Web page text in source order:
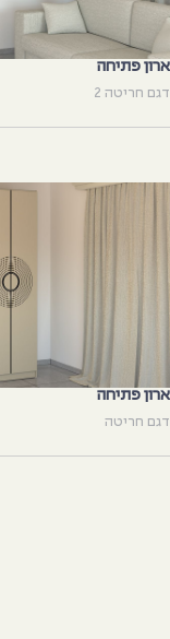
ארון פתיחה
דגם חריטה 2
ארון פתיחה
דגם חריטה